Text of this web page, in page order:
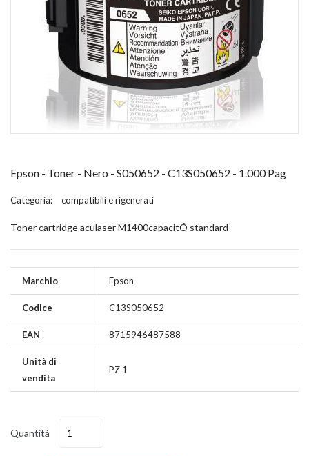
Epson - Toner - Nero - S050652 - C13S050652 - 1.000 Pag
Categoria: compatibili e rigenerati
Toner cartridge aculaser M1400capacitÓ standard
Marchio Epson
Codice C13S050652
EAN 8715946487588
Unità di
vendita
PZ 1
Quantità